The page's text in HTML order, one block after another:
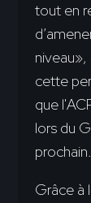
tout en
niveau»,
cette
que
lors du
prochain.
Grâce à